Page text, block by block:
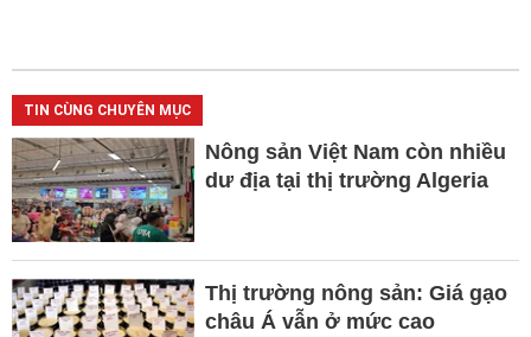
TIN CÙNG CHUYÊN MỤC
Nông sản Việt Nam còn nhiều
dư địa tại thị trường Algeria
Thị trường nông sản: Giá gạo
châu Á vẫn ở mức cao